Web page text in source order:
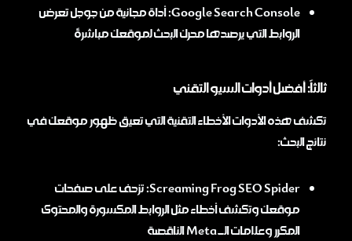
Google Search Console: أداة مجانية من جوجل تعرض
الروابط التي يرصدها محرك البحث لموقعك مباشرةً
ثالثاً: أفضل أدوات السيو التقني
تكشف هذه الأدوات الأخطاء التقنية التي تعيق ظهور موقعك في
نتائج البحث:
Screaming Frog SEO Spider: تزحف على صفحات
موقعك وتكشف أخطاء مثل الروابط المكسورة والمحتوى
المكرر وعلامات الـ Meta الناقصة